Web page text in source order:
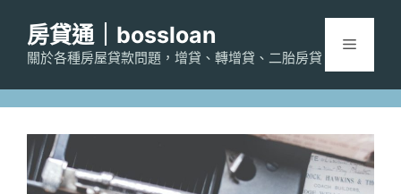
房貸通｜bossloan
關於各種房屋貸款問題，增貸、轉增貸、二胎房貸
選